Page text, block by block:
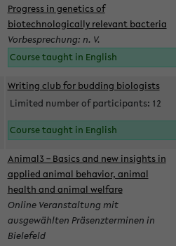
Progress in genetics of
biotechnologically relevant bacteria
Vorbesprechung: n. V.
Course taught in English
Writing club for budding biologists
Limited number of participants: 12
Course taught in English
Animal3 – Basics and new insights in
applied animal behavior, animal
health and animal welfare
Online Veranstaltung mit
ausgewählten Präsenzterminen in
Bielefeld